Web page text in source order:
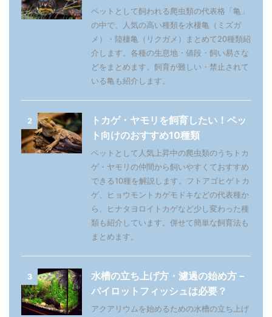
ペットとして飼われる爬虫類の代表格「亀」
の中で、人気の高い種類を水棲亀（ミズガ
メ）・陸棲亀（リクガメ）まとめて20種類紹
介します。各種の生息地・値段・飼い易さな
どをまとめます。飼育が難しい・禁止されて
いる亀も紹介します。
2
トカゲ・ヤモリを飼育したい！ペッ
ト向けのおすすめ10種類
ペットとして人気上昇中の爬虫類のうちトカ
ゲ・ヤモリの仲間から飼いやすくておすすめ
できる10種を解説します。フトアゴヒゲトカ
ゲ、ヒョウモントカゲモドキなどの代表種か
ら、ヒナタヨロイトカゲなど少し変わった種
類も紹介しています。併せて簡単な飼育法も
まとめます。
3
水槽の立ち上げ方・濾過の始め方－
パイロットフィッシュは必要？
アクアリウムを始めるための水槽の立ち上げ